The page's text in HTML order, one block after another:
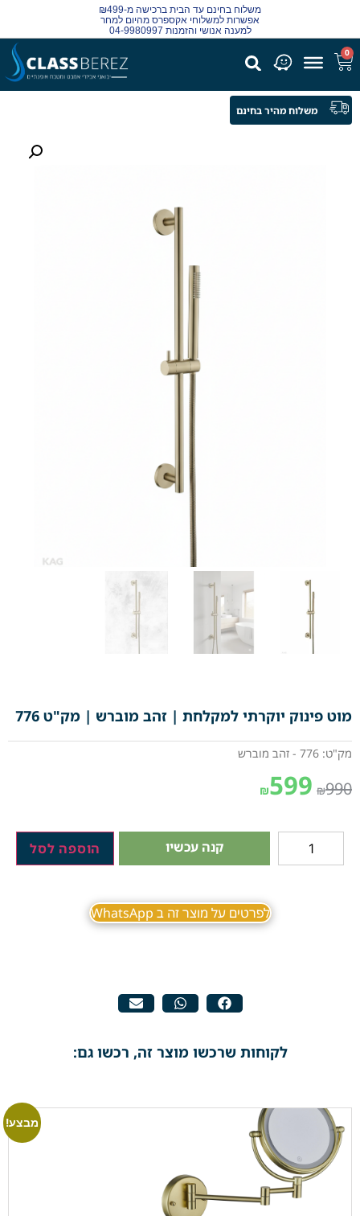
משלוח בחינם עד הבית ברכישה מ-₪499
אפשרות למשלוחי אקספרס מהיום למחר
למענה אנושי והזמנות 04-9980997
0
מוט פינוק יוקרתי למקלחת | זהב מוברש | מק"ט 776
מק"ט: 776 - זהב מוברש
₪990
₪599
קנה עכשיו הוספה לסל
לפרטים על מוצר זה ב WhatsApp
משלוח מהיר בחינם
לקוחות שרכשו מוצר זה, רכשו גם:
מבצע!